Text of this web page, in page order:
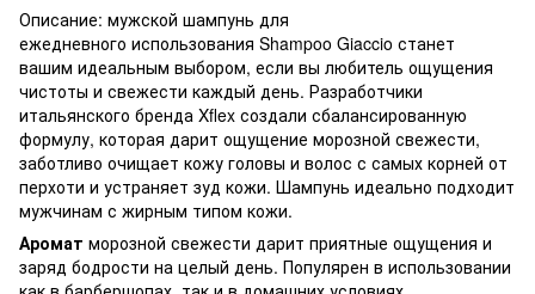
Описание: мужской шампунь для
ежедневного использования Shampoo Giaccio станет
вашим идеальным выбором, если вы любитель ощущения
чистоты и свежести каждый день. Разработчики
итальянского бренда Xflex создали сбалансированную
формулу, которая дарит ощущение морозной свежести,
заботливо очищает кожу головы и волос с самых корней от
перхоти и устраняет зуд кожи. Шампунь идеально подходит
мужчинам с жирным типом кожи.
Аромат морозной свежести дарит приятные ощущения и
заряд бодрости на целый день. Популярен в использовании